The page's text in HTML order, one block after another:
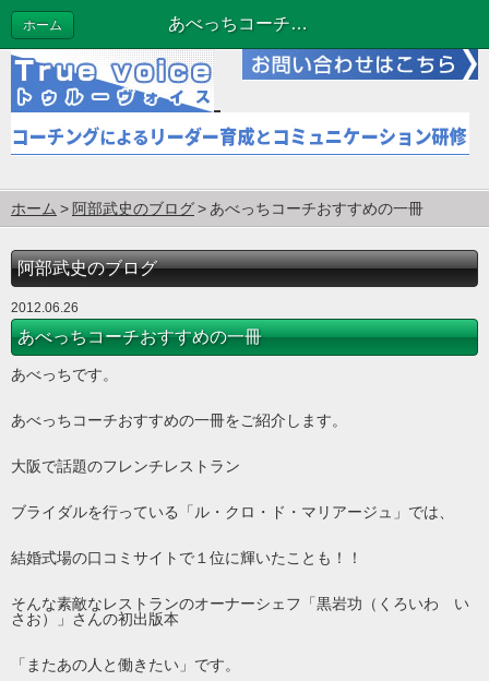
あべっちコーチおすすめの一冊 | 阿部武史のブログ
ホーム
ホーム 阿部武史のブログ あべっちコーチおすすめの一冊
阿部武史のブログ
2012.06.26
あべっちコーチおすすめの一冊
あべっちです。
あべっちコーチおすすめの一冊をご紹介します。
大阪で話題のフレンチレストラン
ブライダルを行っている「ル・クロ・ド・マリアージュ」では、
結婚式場の口コミサイトで１位に輝いたことも！！
そんな素敵なレストランのオーナーシェフ「黒岩功（くろいわ い
さお）」さんの初出版本
「またあの人と働きたい」です。